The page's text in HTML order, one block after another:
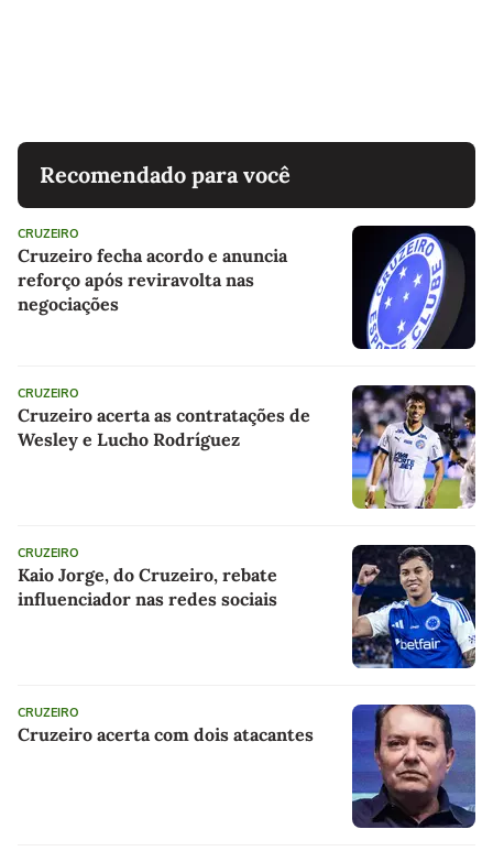
Recomendado para você
CRUZEIRO
Cruzeiro fecha acordo e anuncia
reforço após reviravolta nas
negociações
CRUZEIRO
Cruzeiro acerta as contratações de
Wesley e Lucho Rodríguez
CRUZEIRO
Kaio Jorge, do Cruzeiro, rebate
influenciador nas redes sociais
CRUZEIRO
Cruzeiro acerta com dois atacantes